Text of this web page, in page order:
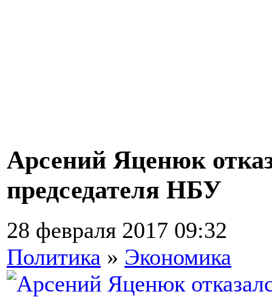
Арсений Яценюк
председателя НБУ
28 февраля 2017 09:32
Политика » Экономика